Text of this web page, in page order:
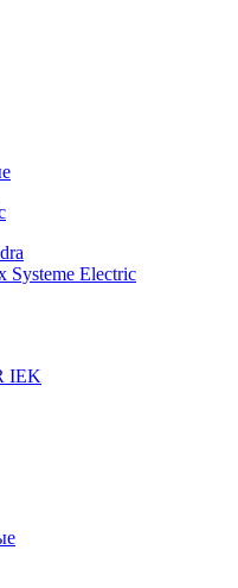
Systeme Electric
IEK